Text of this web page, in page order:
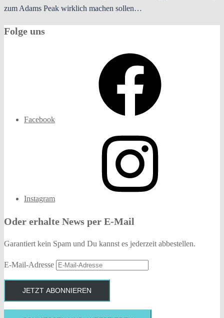
zum Adams Peak wirklich machen sollen…
Folge uns
Facebook
Instagram
Oder erhalte News per E-Mail
Garantiert kein Spam und Du kannst es jederzeit abbestellen.
E-Mail-Adresse
JETZT ABONNIEREN